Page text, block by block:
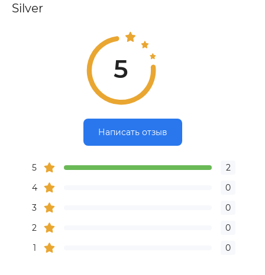
Silver
5
Написать отзыв
5
2
4
0
3
0
2
0
1
0